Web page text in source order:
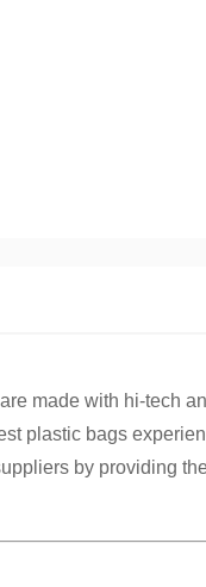
made with hi-tech
plastic bags
by providing